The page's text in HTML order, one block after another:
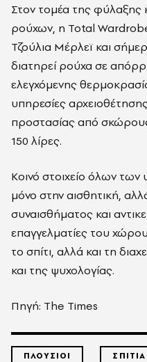
Στον τομέα της φύλαξης
ρούχων, η Total
Τζούλια Μέρλεϊ και
διατηρεί ρούχα σε
ελεγχόμενης
υπηρεσίες
προστασίας από
150 λίρες.
Κοινό στοιχείο όλων των
μόνο στην αισθητική,
συναισθήματος και
επαγγελματίες του
το σπίτι, αλλά και τη
και της ψυχολογίας.
Πηγή: The Times
ΠΛΟΥΣΙΟΙ